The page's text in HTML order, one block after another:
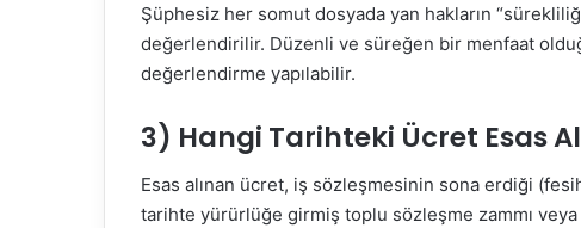
Şüphesiz her somut dosyada yan hakların
değerlendirilir. Düzenli ve süreğen bir menfaat
değerlendirme yapılabilir.
3) Hangi Tarihteki Ücret Esas
Esas alınan ücret, iş sözleşmesinin sona erdiği
tarihte yürürlüğe girmiş toplu sözleşme zammı veya